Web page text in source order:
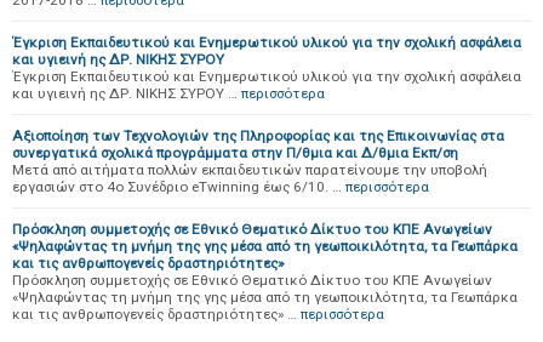
Έγκριση Εκπαιδευτικού και Ενημερωτικού υλικού για την σχολική ασφάλεια
και υγιεινή ης ΔΡ. ΝΙΚΗΣ ΣΥΡΟΥ
Έγκριση Εκπαιδευτικού και Ενημερωτικού υλικού για την σχολική ασφάλεια
και υγιεινή ης ΔΡ. ΝΙΚΗΣ ΣΥΡΟΥ … περισσότερα
Αξιοποίηση των Τεχνολογιών της Πληροφορίας και της Επικοινωνίας στα
συνεργατικά σχολικά προγράμματα στην Π/θμια και Δ/θμια Εκπ/ση
Μετά από αιτήματα πολλών εκπαιδευτικών παρατείνουμε την υποβολή
εργασιών στο 4ο Συνέδριο eTwinning έως 6/10. … περισσότερα
Πρόσκληση συμμετοχής σε Εθνικό Θεματικό Δίκτυο του ΚΠΕ Ανωγείων
«Ψηλαφώντας τη μνήμη της γης μέσα από τη γεωποικιλότητα, τα Γεωπάρκα
και τις ανθρωπογενείς δραστηριότητες»
Πρόσκληση συμμετοχής σε Εθνικό Θεματικό Δίκτυο του ΚΠΕ Ανωγείων
«Ψηλαφώντας τη μνήμη της γης μέσα από τη γεωποικιλότητα, τα Γεωπάρκα
και τις ανθρωπογενείς δραστηριότητες» … περισσότερα